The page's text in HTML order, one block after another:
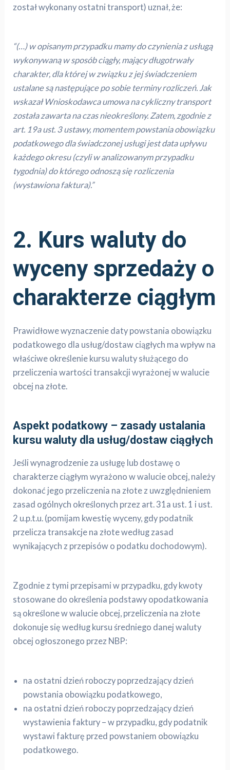
został wykonany ostatni transport) uznał, że:
“(…) w opisanym przypadku mamy do czynienia z usługą
wykonywaną w sposób ciągły, mający długotrwały
charakter, dla której w związku z jej świadczeniem
ustalane są następujące po sobie terminy rozliczeń. Jak
wskazał Wnioskodawca umowa na cykliczny transport
została zawarta na czas nieokreślony. Zatem, zgodnie z
art. 19a ust. 3 ustawy, momentem powstania obowiązku
podatkowego dla świadczonej usługi jest data upływu
każdego okresu (czyli w analizowanym przypadku
tygodnia) do którego odnoszą się rozliczenia
(wystawiona faktura).”
2. Kurs waluty do
wyceny sprzedaży o
charakterze ciągłym
Prawidłowe wyznaczenie daty powstania obowiązku
podatkowego dla usług/dostaw ciągłych ma wpływ na
właściwe określenie kursu waluty służącego do
przeliczenia wartości transakcji wyrażonej w walucie
obcej na złote.
Aspekt podatkowy – zasady ustalania
kursu waluty dla usług/dostaw ciągłych
Jeśli wynagrodzenie za usługę lub dostawę o
charakterze ciągłym wyrażono w walucie obcej, należy
dokonać jego przeliczenia na złote z uwzględnieniem
zasad ogólnych określonych przez art. 31a ust. 1 i ust.
2 u.p.t.u. (pomijam kwestię wyceny, gdy podatnik
przelicza transakcje na złote według zasad
wynikających z przepisów o podatku dochodowym).
Zgodnie z tymi przepisami w przypadku, gdy kwoty
stosowane do określenia podstawy opodatkowania
są określone w walucie obcej, przeliczenia na złote
dokonuje się według kursu średniego danej waluty
obcej ogłoszonego przez NBP:
na ostatni dzień roboczy poprzedzający dzień
powstania obowiązku podatkowego,
na ostatni dzień roboczy poprzedzający dzień
wystawienia faktury – w przypadku, gdy podatnik
wystawi fakturę przed powstaniem obowiązku
podatkowego.